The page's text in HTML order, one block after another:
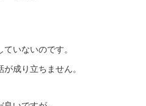
いないのです。
成り立ちません。